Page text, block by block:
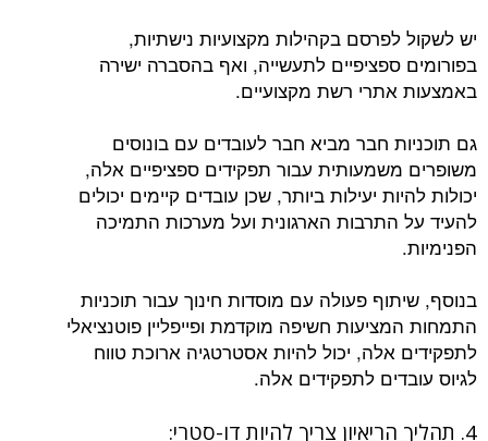
יש לשקול לפרסם בקהילות מקצועיות נישתיות,
בפורומים ספציפיים לתעשייה, ואף בהסברה ישירה
באמצעות אתרי רשת מקצועיים.
גם תוכניות חבר מביא חבר לעובדים עם בונוסים
משופרים משמעותית עבור תפקידים ספציפיים אלה,
יכולות להיות יעילות ביותר, שכן עובדים קיימים יכולים
להעיד על התרבות הארגונית ועל מערכות התמיכה
הפנימיות.
בנוסף, שיתוף פעולה עם מוסדות חינוך עבור תוכניות
התמחות המציעות חשיפה מוקדמת ופייפליין פוטנציאלי
לתפקידים אלה, יכול להיות אסטרטגיה ארוכת טווח
לגיוס עובדים לתפקידים אלה.
4. תהליך הריאיון צריך להיות דו-סטרי: